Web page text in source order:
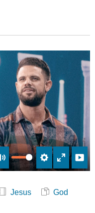
Mute Settings
Enter
Jesus
God